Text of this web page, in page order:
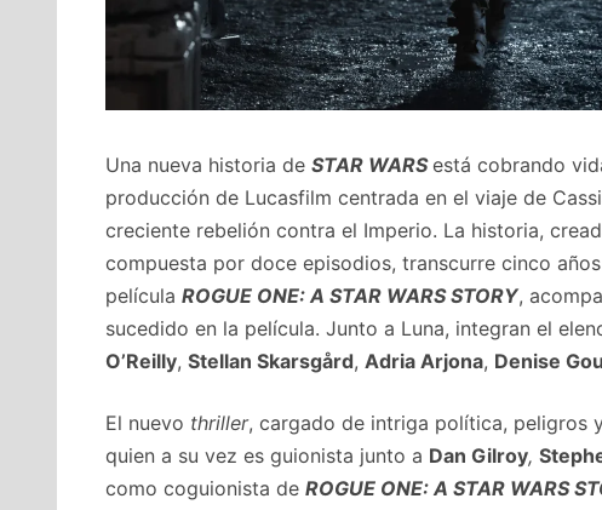
Una nueva historia de STAR WARSestá cobrando
producción de Lucasfilm centrada en el viaje de
creciente rebelión contra el Imperio. La historia,
compuesta por doce episodios, transcurre cinco
película ROGUE ONE: A STAR WARS STORY,
sucedido en la película. Junto a Luna, integran el
O’Reilly, Stellan Skarsgård, Adria Arjona, Denise
El nuevo thriller, cargado de intriga política, peligros
quien a su vez es guionista junto a Dan Gilroy,
como coguionista de ROGUE ONE: A STAR WARS